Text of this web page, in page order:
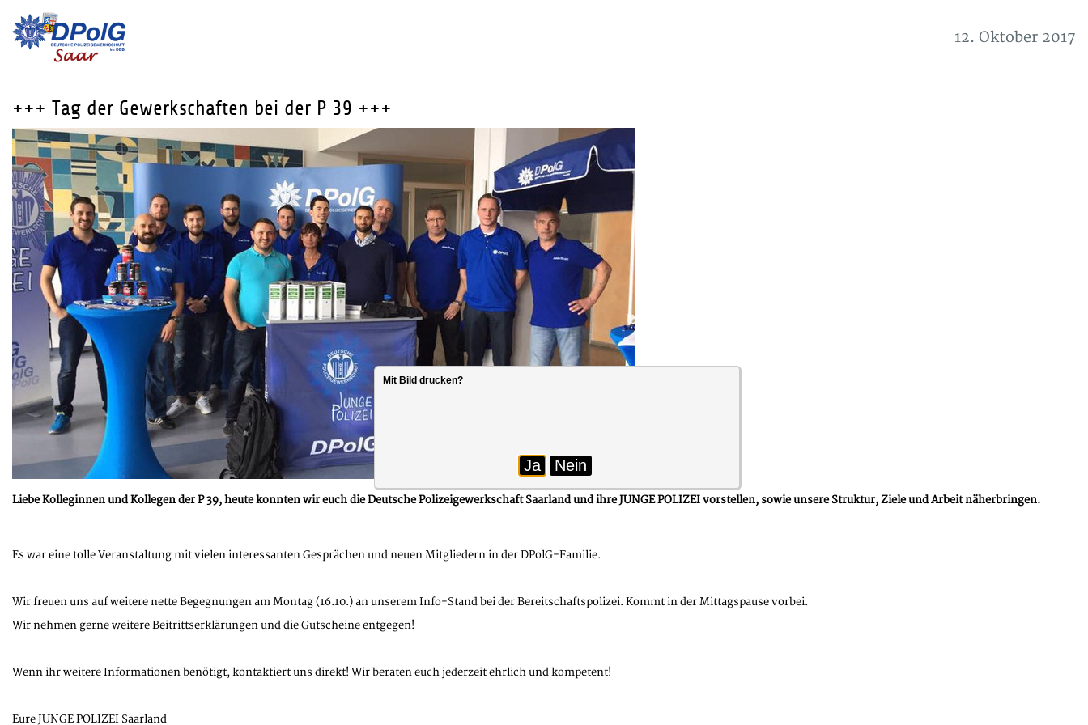
12. Oktober 2017
+++ Tag der Gewerkschaften bei der P 39 +++
Liebe Kolleginnen und Kollegen der P 39, heute konnten wir euch die Deutsche Polizeigewerkschaft Saarland und ihre JUNGE POLIZEI vorstellen, sowie unsere Struktur, Ziele und Arbeit näherbringen.
Es war eine tolle Veranstaltung mit vielen interessanten Gesprächen und neuen Mitgliedern in der DPolG-Familie.
Wir freuen uns auf weitere nette Begegnungen am Montag (16.10.) an unserem Info-Stand bei der Bereitschaftspolizei. Kommt in der Mittagspause vorbei.
Wir nehmen gerne weitere Beitrittserklärungen und die Gutscheine entgegen!
Wenn ihr weitere Informationen benötigt, kontaktiert uns direkt! Wir beraten euch jederzeit ehrlich und kompetent!
Eure JUNGE POLIZEI Saarland
Mit Bild drucken?
Ja Nein